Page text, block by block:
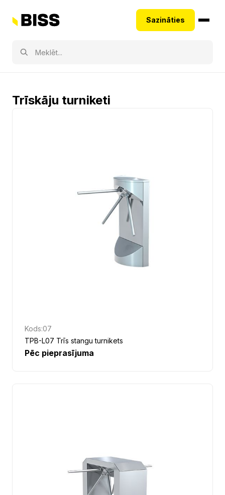
Sazināties
Trīskāju turniketi
Kods:07
TPB-L07 Trīs stangu turnikets
Pēc pieprasījuma